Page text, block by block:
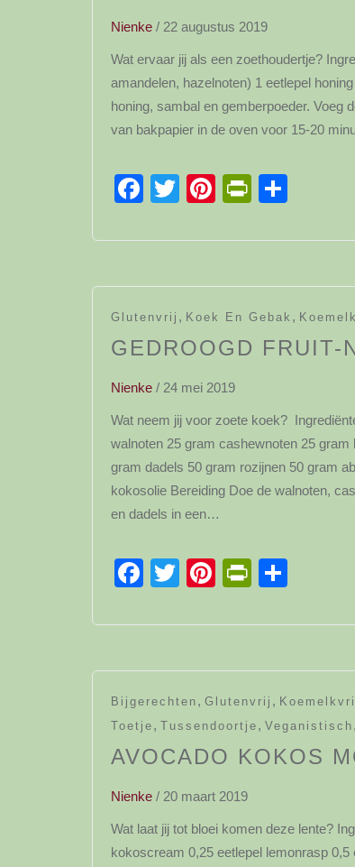
Nienke / 22 augustus 2019
Wat ervaar jij als een zoethoudertje?
amandelen, hazelnoten) 1 eetlepel
honing, sambal en gemberpoeder. Voeg
van bakpapier in de oven voor 15-20
Facebook
TwitterPinterest
Glutenvrij , Koek En Gebak ,
GEDROOGD FRUIT-
Nienke / 24 mei 2019
Wat neem jij voor zoete koek?
walnoten 25 gram cashewnoten 25
gram dadels 50 gram rozijnen 50 gram
kokosolie Bereiding Doe de walnoten,
en dadels in een…
Facebook
TwitterPinterest
Bijgerechten , Glutenvrij ,
Toetje , Tussendoortje , Veganistisch ,
AVOCADO KOKOS
Nienke / 20 maart 2019
Wat laat jij tot bloei komen deze lente?
kokoscream 0,25 eetlepel lemonrasp